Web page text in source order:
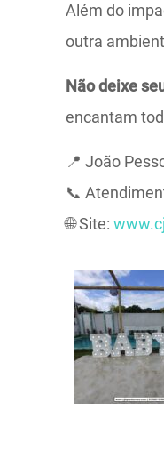
Além do
outra
Não deixe
encantam
📍 João
📞
🌐 Site: